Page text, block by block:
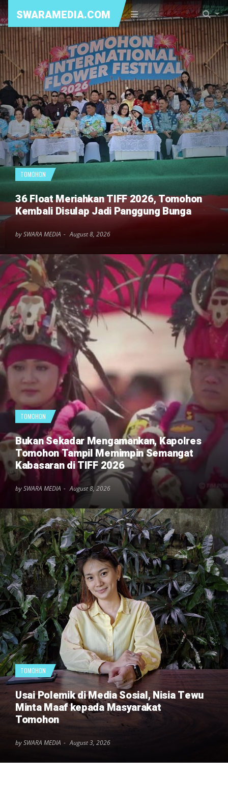
SWARAMEDIA.COM
TOMOHON
36 Float Meriahkan TIFF 2026, Tomohon
Kembali Disulap Jadi Panggung Bunga
by SWARA MEDIA August 8, 2026
TOMOHON
Bukan Sekadar Mengamankan, Kapolres
Tomohon Tampil Memimpin Semangat
Kabasaran di TIFF 2026
by SWARA MEDIA August 8, 2026
TOMOHON
Usai Polemik di Media Sosial, Nisia Tewu
Minta Maaf kepada Masyarakat
Tomohon
by SWARA MEDIA August 3, 2026